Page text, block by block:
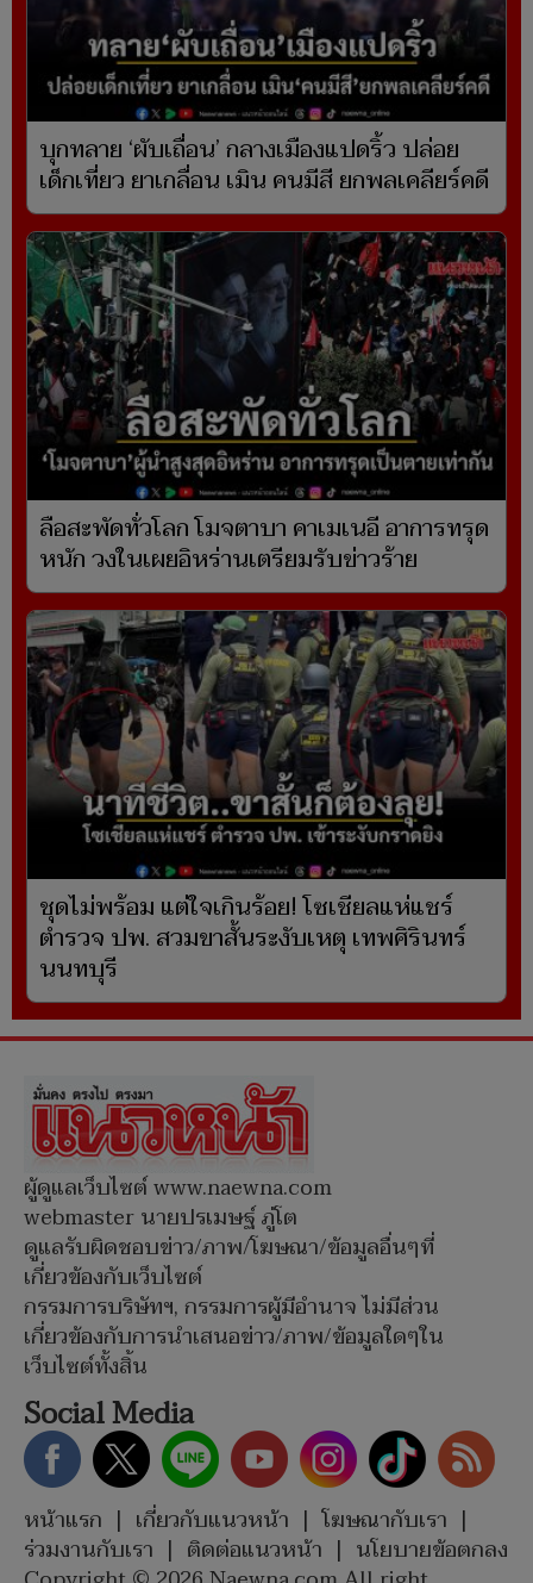
บุกทลาย ‘ผับเถื่อน’ กลางเมืองแปดริ้ว ปล่อย
เด็กเที่ยว ยาเกลื่อน เมิน คนมีสี ยกพลเคลียร์คดี
ลือสะพัดทั่วโลก โมจตาบา คาเมเนอี อาการทรุด
หนัก วงในเผยอิหร่านเตรียมรับข่าวร้าย
ชุดไม่พร้อม แต่ใจเกินร้อย! โซเชียลแห่แชร์
ตำรวจ ปพ. สวมขาสั้นระงับเหตุ เทพศิรินทร์
นนทบุรี
ผู้ดูแลเว็บไซต์ www.naewna.com
webmaster นายปรเมษฐ์ ภู่โต
ดูแลรับผิดชอบข่าว/ภาพ/โฆษณา/ข้อมูลอื่นๆที่
เกี่ยวข้องกับเว็บไซต์
กรรมการบริษัทฯ, กรรมการผู้มีอำนาจ ไม่มีส่วน
เกี่ยวข้องกับการนำเสนอข่าว/ภาพ/ข้อมูลใดๆใน
เว็บไซต์ทั้งสิ้น
Social Media
หน้าแรก | เกี่ยวกับแนวหน้า | โฆษณากับเรา |
ร่วมงานกับเรา | ติดต่อแนวหน้า | นโยบายข้อตกลง